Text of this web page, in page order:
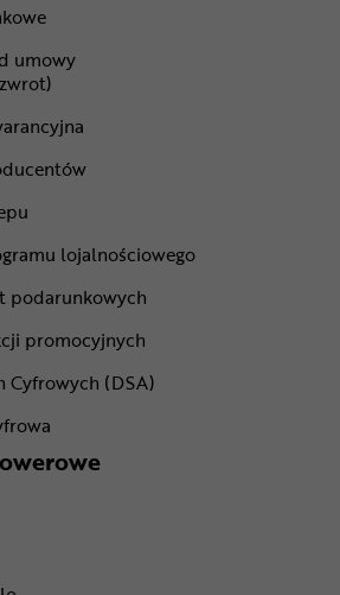
umowy
lojalnościowego
podarunkowych
promocyjnych
Cyfrowych (DSA)